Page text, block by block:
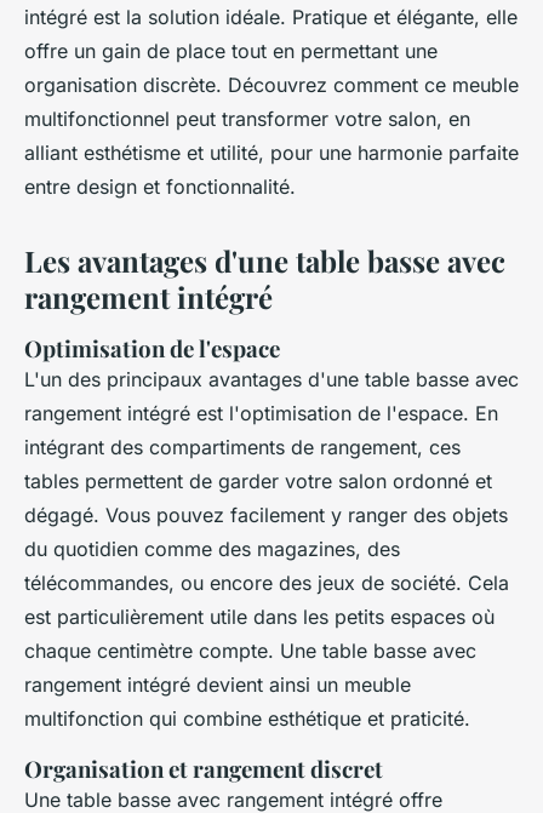
intégré est la solution idéale. Pratique et élégante, elle
offre un gain de place tout en permettant une
organisation discrète. Découvrez comment ce meuble
multifonctionnel peut transformer votre salon, en
alliant esthétisme et utilité, pour une harmonie parfaite
entre design et fonctionnalité.
Les avantages d'une table basse avec
rangement intégré
Optimisation de l'espace
L'un des principaux avantages d'une table basse avec
rangement intégré est l'optimisation de l'espace. En
intégrant des compartiments de rangement, ces
tables permettent de garder votre salon ordonné et
dégagé. Vous pouvez facilement y ranger des objets
du quotidien comme des magazines, des
télécommandes, ou encore des jeux de société. Cela
est particulièrement utile dans les petits espaces où
chaque centimètre compte. Une table basse avec
rangement intégré devient ainsi un meuble
multifonction qui combine esthétique et praticité.
Organisation et rangement discret
Une table basse avec rangement intégré offre